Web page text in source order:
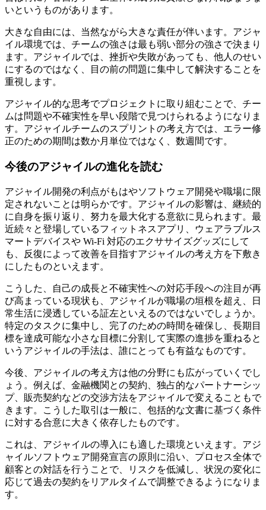
いというものがあります。
大きな自由には、当然ながら大きな責任が伴います。アジャ
イル環境では、チームの強さは最も弱い部分の強さで決まり
ます。アジャイルでは、挫折や失敗があっても、他人のせい
にするのではなく、目の前の問題に集中して解決することを
重視します。
アジャイル的な思考でプロジェクトに取り組むことで、チー
ムは問題や不確実性を早い段階で見つけられるようになりま
す。アジャイルチームのスプリントの考え方では、エラー修
正のための期間は数か月単位ではなく、数週間です。
今後のアジャイルの進化を読む
アジャイル開発の利点がもはやソフトウェア開発や職場に限
定されないことは明らかです。アジャイルの影響は、継続的
に自身を振り返り、努力を最大化する意欲に見られます。最
近続々と登場しているフィットネスアプリ、ウェアラブルス
マートデバイスや Wi-Fi 対応のエクササイズグッズにして
も、反復によって改善を目指すアジャイルの考え方を下敷き
にしたものといえます。
こうした、自己の成長と不確実性への対応手段への注目が再
び高まっている現状も、アジャイルが職場の垣根を超え、日
常生活に浸透している証左といえるのではないでしょうか。
特定のタスクに集中し、完了のための時間を確保し、長期目
標を達成可能な小さな目標に分割して実際の進捗を重ねると
いうアジャイルの手法は、誰にとっても有益なものです。
今後、アジャイルの考え方は他の分野にも広がっていくでし
ょう。例えば、金融機関との契約、独占的なパートナーシッ
プ、販売契約などの交渉方法をアジャイルで変えることもで
きます。こうした取引は一般に、包括的な文書に基づく条件
に対する合意に大きく依存したものです。
これは、アジャイルの導入にも適した環境といえます。アジ
ャイルソフトウェア開発宣言の原則に沿い、プロセス全体で
顧客との対話を行うことで、リスクを低減し、状況の変化に
応じて過去の契約をリアルタイムで調整できるようになりま
す。